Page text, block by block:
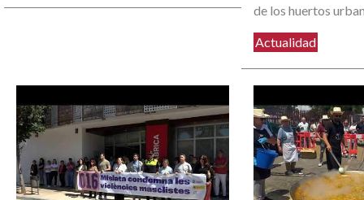
de los huertos
Actualidad